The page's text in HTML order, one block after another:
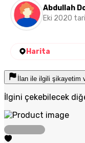
Abdullah
Eki 2020
Harita
İlan ile ilgili şikayetim
İlgini çekebilecek